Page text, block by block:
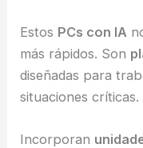
Estos PCs con IA
más rápidos. Son
diseñadas para
situaciones críticas.
Incorporan